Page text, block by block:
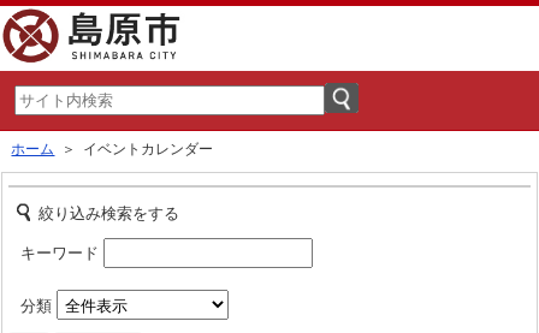
ホーム ＞ イベントカレンダー
絞り込み検索をする
キーワード
分類